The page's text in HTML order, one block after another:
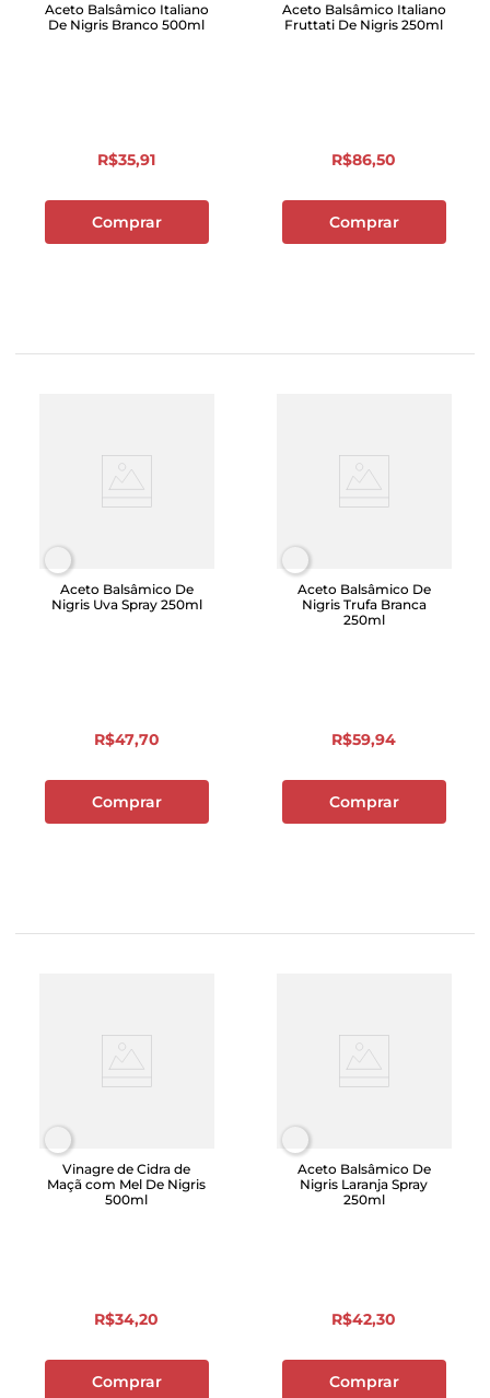
Aceto Balsâmico Italiano
De Nigris Branco 500ml
R$35,91
Comprar
Aceto Balsâmico Italiano
Fruttati De Nigris 250ml
R$86,50
Comprar
Aceto Balsâmico De
Nigris Uva Spray 250ml
R$47,70
Comprar
Aceto Balsâmico De
Nigris Trufa Branca
250ml
R$59,94
Comprar
Vinagre de Cidra de
Maçã com Mel De Nigris
500ml
R$34,20
Comprar
Aceto Balsâmico De
Nigris Laranja Spray
250ml
R$42,30
Comprar